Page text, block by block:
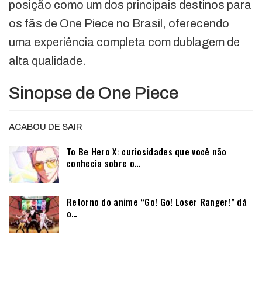
posição como um dos principais destinos para
os fãs de One Piece no Brasil, oferecendo
uma experiência completa com dublagem de
alta qualidade.
Sinopse de One Piece
ACABOU DE SAIR
To Be Hero X: curiosidades que você não
conhecia sobre o…
Retorno do anime “Go! Go! Loser Ranger!” dá
o…